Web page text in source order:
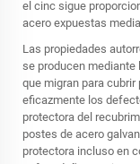
el cinc sigue
acero expuestas
Las propiedades
se producen
que migran para
eficazmente los
protectora del
postes de acero
protectora incluso en